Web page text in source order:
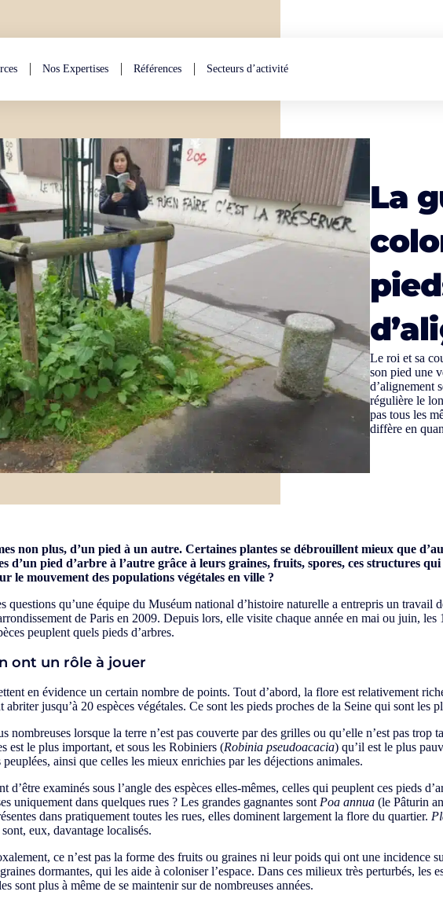
Nos Expertises Références Secteurs d’activité
La
Le roi et sa
son pied une
d’alignement
régulière le
pas tous les
diffère en
non plus, d’un pied à un autre. Certaines plantes se débrouillent mieux que
d’un pied d’arbre à l’autre grâce à leurs graines, fruits, spores, ces structures
le mouvement des populations végétales en ville ?
questions qu’une équipe du Muséum national d’histoire naturelle a entrepris un travail
de Paris en 2009. Depuis lors, elle visite chaque année en mai ou juin,
peuplent quels pieds d’arbres.
ont un rôle à jouer
en évidence un certain nombre de points. Tout d’abord, la flore est relativement
abriter jusqu’à 20 espèces végétales. Ce sont les pieds proches de la Seine qui sont les
nombreuses lorsque la terre n’est pas couverte par des grilles ou qu’elle n’est pas trop
est le plus important, et sous les Robiniers (Robinia pseudoacacia) qu’il est le plus
ainsi que celles les mieux enrichies par les déjections animales.
d’être examinés sous l’angle des espèces elles-mêmes, celles qui peuplent ces pieds
uniquement dans quelques rues ? Les grandes gagnantes sont Poa annua (le Pâturin
dans pratiquement toutes les rues, elles dominent largement la flore du quartier.
eux, davantage localisés.
ce n’est pas la forme des fruits ou graines ni leur poids qui ont une incidence
dormantes, qui les aide à coloniser l’espace. Dans ces milieux très perturbés, les
sont plus à même de se maintenir sur de nombreuses années.